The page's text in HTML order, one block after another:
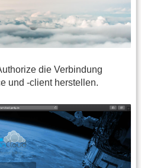
die Verbindung
und -client herstellen.